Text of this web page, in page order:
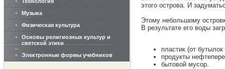
Музыка
Физическая культура
Основы религиозных культур и
светской этики
Электронные формы учебников
этого острова. И
Этому небольшому
В результате его воды
пластик (от
продукты
бытовой мусор.